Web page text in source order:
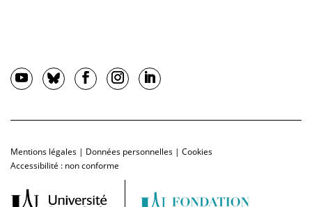
Mentions légales | Données personnelles | Cookies
Accessibilité : non conforme